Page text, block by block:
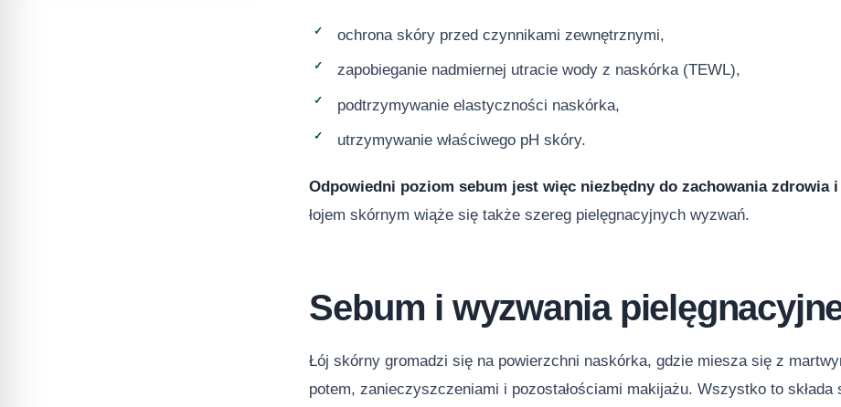
ochrona skóry przed czynnikami zewnętrznymi,
zapobieganie nadmiernej utracie wody z naskórka (TEWL),
podtrzymywanie elastyczności naskórka,
utrzymywanie właściwego pH skóry.
Odpowiedni poziom sebum jest więc niezbędny do zachowania zdrowia
łojem skórnym wiąże się także szereg pielęgnacyjnych wyzwań.
Sebum i wyzwania
Łój skórny gromadzi się na powierzchni naskórka, gdzie miesza się z
potem, zanieczyszczeniami i pozostałościami makijażu. Wszystko to